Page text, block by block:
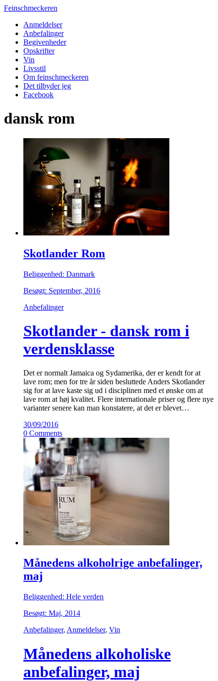
Feinschmeckeren
Anmeldelser
Anbefalinger
Begivenheder
Opskrifter
Vin
Livsstil
Om feinschmeckeren
Det tilbyder jeg
Facebook
dansk rom
Skotlander Rom
Beliggenhed: Danmark
Besøgt: September, 2016
Anbefalinger
Skotlander - dansk rom i
verdensklasse
Det er normalt Jamaica og Sydamerika, der er kendt for at
lave rom; men for tre år siden besluttede Anders Skotlander
sig for at lave kaste sig ud i disciplinen med et ønske om at
lave rom at høj kvalitet. Flere internationale priser og flere nye
varianter senere kan man konstatere, at det er blevet…
30/09/2016
0 Comments
Månedens alkoholrige anbefalinger,
maj
Beliggenhed: Hele verden
Besøgt: Maj, 2014
Anbefalinger, Anmeldelser, Vin
Månedens alkoholiske
anbefalinger, maj